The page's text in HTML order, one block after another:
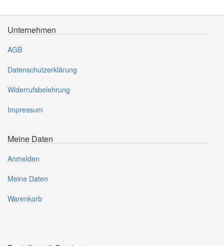
Unternehmen
AGB
Datenschutzerklärung
Widerrufsbelehrung
Impressum
Meine Daten
Anmelden
Meine Daten
Warenkorb